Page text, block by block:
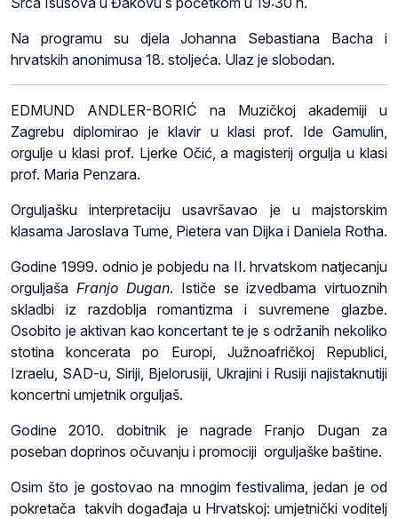
Na programu su djela Johanna Sebastiana Bacha i
hrvatskih anonimusa 18. stoljeća. Ulaz je slobodan.
EDMUND ANDLER-BORIĆ na Muzičkoj akademiji u
Zagrebu diplomirao je klavir u klasi prof. Ide Gamulin,
orgulje u klasi prof. Ljerke Očić, a magisterij orgulja u klasi
prof. Maria Penzara.
Orguljašku interpretaciju usavršavao je u majstorskim
klasama Jaroslava Tume, Pietera van Dijka i Daniela Rotha.
Godine 1999. odnio je pobjedu na II. hrvatskom natjecanju
orguljaša Franjo Dugan. Ističe se izvedbama virtuoznih
skladbi iz razdoblja romantizma i suvremene glazbe.
Osobito je aktivan kao koncertant te je s održanih nekoliko
stotina koncerata po Europi, Južnoafričkoj Republici,
Izraelu, SAD-u, Siriji, Bjelorusiji, Ukrajini i Rusiji najistaknutiji
koncertni umjetnik orguljaš.
Godine 2010. dobitnik je nagrade Franjo Dugan za
poseban doprinos očuvanju i promociji orguljaške baštine.
Osim što je gostovao na mnogim festivalima, jedan je od
pokretača takvih događaja u Hrvatskoj: umjetnički voditelj